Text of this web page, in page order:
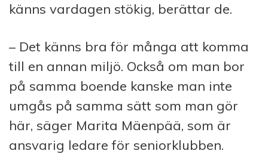
känns vardagen stökig, berättar de.
– Det känns bra för många att komma
till en annan miljö. Också om man bor
på samma boende kanske man inte
umgås på samma sätt som man gör
här, säger Marita Mäenpää, som är
ansvarig ledare för seniorklubben.